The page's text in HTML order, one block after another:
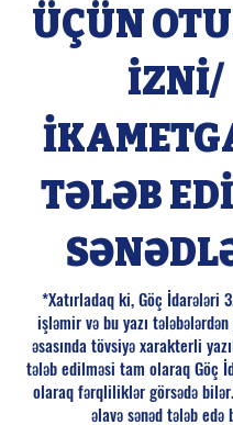
ÜÇÜN
İZNİ/
TƏLƏB
*Xatırladaq ki, Göç İdarələri
işləmir və bu yazı
əsasında tövsiyə xarakterli
tələb edilməsi tam olaraq Göç
olaraq fərqliliklər görsədə
əlavə sənəd tələb edə